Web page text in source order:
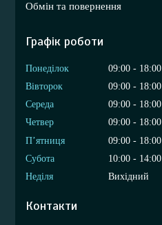
Обмін та повернення
Графік роботи
Понеділок 09:00
18:00
Вівторок
09:00
18:00
Середа
09:00
18:00
Четвер
09:00
18:00
Пʼятниця
09:00
18:00
Субота
10:00
14:00
Неділя
Вихідний
Контакти